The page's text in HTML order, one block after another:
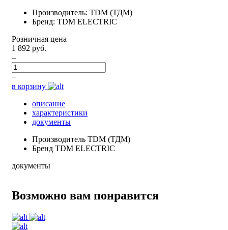
Производитель: TDM (ТДМ)
Бренд: TDM ELECTRIC
Розничная цена
1 892 руб.
–
+
в корзину
описание
характеристики
документы
Производитель TDM (ТДМ)
Бренд TDM ELECTRIC
документы
Возможно вам понравится